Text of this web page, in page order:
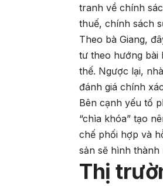
tranh về chính
thuế, chính sách
Theo bà Giang,
tư theo hướng bài
thế. Ngược lại,
đánh giá chính
Bên cạnh yếu tố
“chìa khóa” tạo
chế phối hợp và
sản sẽ hình thành
Thị